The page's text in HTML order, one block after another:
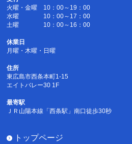
火曜・金曜 10：00～19：00
水曜 10：00～17：00
土曜 10：00～16：00
休業日
月曜・木曜・日曜
住所
東広島市西条本町1-15
エイトバレー30 1F
最寄駅
ＪＲ山陽本線「西条駅」南口徒歩30秒
トップページ